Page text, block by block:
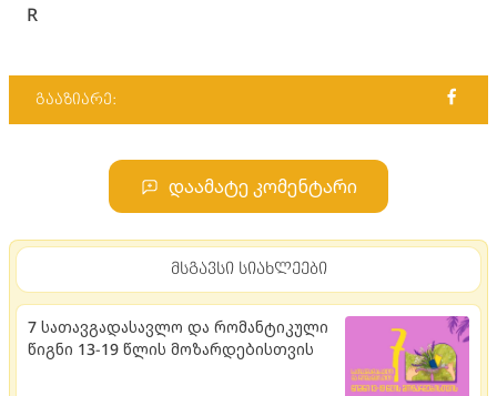
R
გააზიარე:
დაამატე კომენტარი
მსგავსი სიახლეები
7 სათავგადასავლო და რომანტიკული
წიგნი 13-19 წლის მოზარდებისთვის